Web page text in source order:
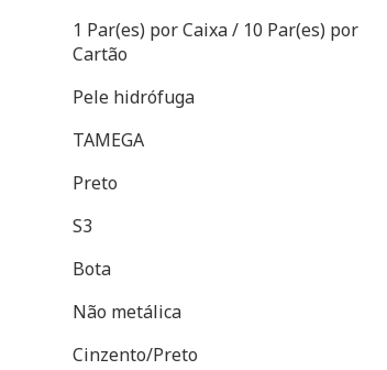
1 Par(es) por Caixa / 10 Par(es) por
Cartão
Pele hidrófuga
TAMEGA
Preto
S3
Bota
Não metálica
Cinzento/Preto